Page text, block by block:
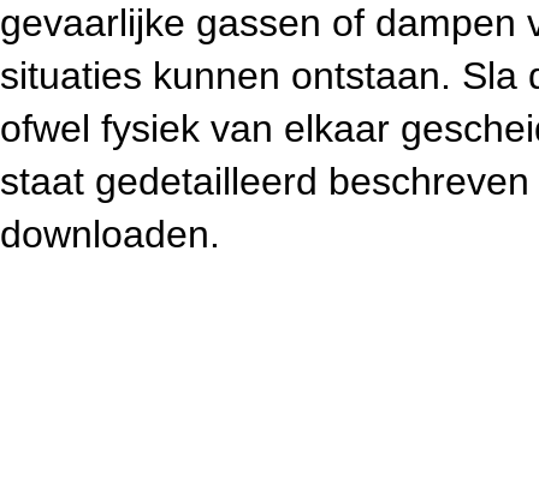
gevaarlijke gassen of dampen
situaties kunnen ontstaan. Sla
ofwel fysiek van elkaar
staat gedetailleerd
downloaden.